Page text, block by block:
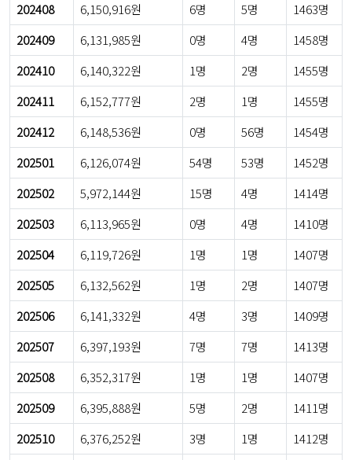
202408
6,150,916원 6명 5명
1463명
202409
6,131,985원 0명 4명
1458명
202410
6,140,322원 1명 2명
1455명
202411
6,152,777원 2명 1명
1455명
202412
6,148,536원 0명 56명
1454명
202501
6,126,074원 54명 53명
1452명
202502
5,972,144원 15명 4명
1414명
202503
6,113,965원 0명 4명
1410명
202504
6,119,726원 1명 1명
1407명
202505
6,132,562원 1명 2명
1407명
202506
6,141,332원 4명 3명
1409명
202507
6,397,193원 7명 7명
1413명
202508
6,352,317원 1명 1명
1407명
202509
6,395,888원 5명 2명
1411명
202510
6,376,252원 3명 1명
1412명